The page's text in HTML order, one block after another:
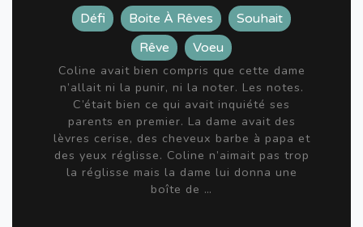
Défi Boite À Rêves
Souhait
Rêve
Voeu
Coline avait bien compris que cette dame
n’allait ni la punir, ni la noter. Les notes.
C’était bien ce qui avait inquiété ses
parents en premier. La dame avait des
lèvres cerise, des cheveux barbe à papa et
des yeux réglisse. Coline n’aimait pas trop
la réglisse mais la dame lui donna une
boîte de …